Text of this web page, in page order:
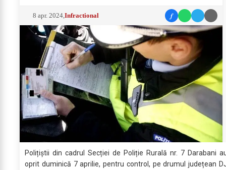
8 apr. 2024 ,Infractional f
Polițiștii din cadrul Secției de Poliție Rurală nr. 7 Darabani
oprit duminică 7 aprilie, pentru control, pe drumul județean